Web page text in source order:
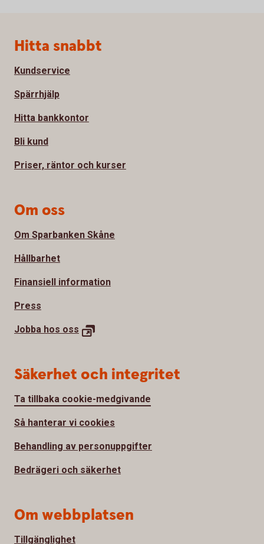
Sidfot
Hitta snabbt
Kundservice
Spärrhjälp
Hitta bankkontor
Bli kund
Priser, räntor och kurser
Om oss
Om Sparbanken Skåne
Hållbarhet
Finansiell information
Press
Jobba hos oss
Säkerhet och integritet
Ta tillbaka cookie-medgivande
Så hanterar vi cookies
Behandling av personuppgifter
Bedrägeri och säkerhet
Om webbplatsen
Tillgänglighet